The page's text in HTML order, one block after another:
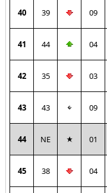
40 39 09
41 44 04
42 35 03
43 43 09
44 NE 01
45 38 04